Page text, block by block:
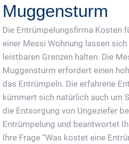
Muggensturm
Die Entrümpelungsfirma Kosten
einer Messi Wohnung lassen
leistbaren Grenzen halten. Die
Muggensturm erfordert einen
das Entrümpeln. Die erfahrene
kümmert sich natürlich auch um
die Entsorgung von Ungeziefer
Entrümpelung und beantwortet
Ihre Frage “Was kostet eine